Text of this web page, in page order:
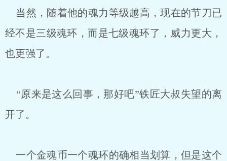
当然，随着他的魂力等级越高，现在的节刀已
经不是三级魂环，而是七级魂环了，威力更大，
也更强了。
“原来是这么回事，那好吧”铁匠大叔失望的离
开了。
一个金魂币一个魂环的确相当划算，但是这个